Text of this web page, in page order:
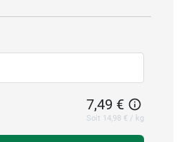
7,49 €
Soit 14,98 € / kg